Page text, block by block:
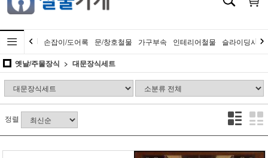
손잡이/도어록 문/창호철물 가구부속 인테리어철물 슬라이딩시스
옛날/주물장식 대문장식세트
정렬